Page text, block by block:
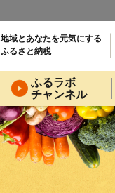
地域とあなたを元気にする
ふるさと納税
ふるラボ
チャンネル